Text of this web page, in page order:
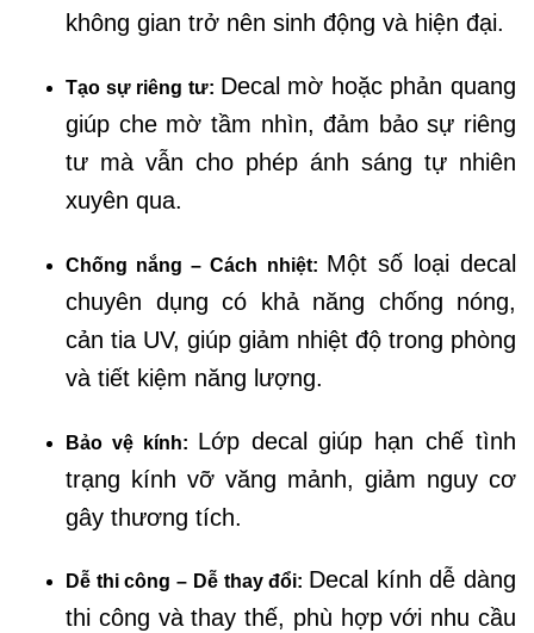
không gian trở nên sinh động và hiện đại.
Tạo sự riêng tư: Decal mờ hoặc phản quang
giúp che mờ tầm nhìn, đảm bảo sự riêng
tư mà vẫn cho phép ánh sáng tự nhiên
xuyên qua.
Chống nắng – Cách nhiệt: Một số loại decal
chuyên dụng có khả năng chống nóng,
cản tia UV, giúp giảm nhiệt độ trong phòng
và tiết kiệm năng lượng.
Bảo vệ kính: Lớp decal giúp hạn chế tình
trạng kính vỡ văng mảnh, giảm nguy cơ
gây thương tích.
Dễ thi công – Dễ thay đổi: Decal kính dễ dàng
thi công và thay thế, phù hợp với nhu cầu